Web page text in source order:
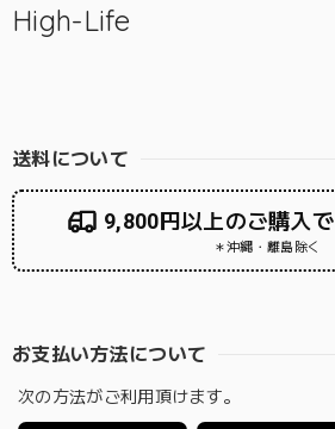
High-Life
送料について
9,800円以上のご購入で
＊沖縄・離島除く
お支払い方法について
次の方法がご利用頂けます。